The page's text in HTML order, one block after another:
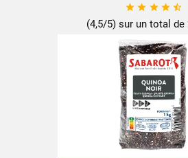
    
(4,5/5) sur un total de